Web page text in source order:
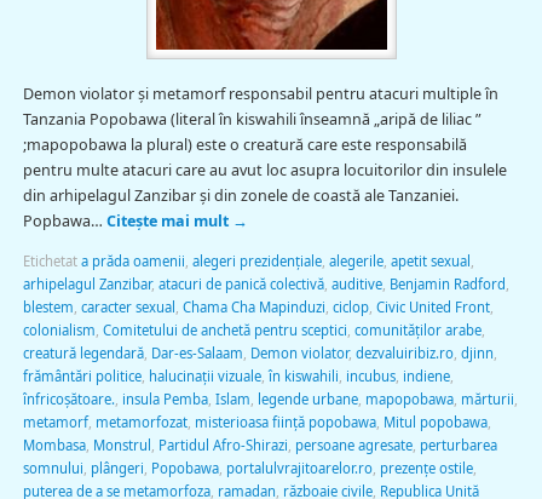
Demon violator şi metamorf responsabil pentru atacuri multiple în
Tanzania Popobawa (literal în kiswahili înseamnă „aripă de liliac ”
;mapopobawa la plural) este o creatură care este responsabilă
pentru multe atacuri care au avut loc asupra locuitorilor din insulele
din arhipelagul Zanzibar şi din zonele de coastă ale Tanzaniei.
Popbawa… Citește mai mult →
Etichetat a prăda oamenii alegeri prezidenţiale, alegerile, apetit sexual
arhipelagul Zanzibar, atacuri de panică colectivă, auditive, Benjamin Radford
blestem caracter sexual Chama Cha Mapinduzi ciclop, Civic United Front,
colonialism Comitetului de anchetă pentru sceptici comunităţilor arabe,
creatură legendară, Dar-es-Salaam Demon violator, dezvaluiribiz.ro, djinn
frământări politice, halucinaţii vizuale,în kiswahili incubus, indiene,
înfricoşătoare. insula Pemba, Islam legende urbane, mapopobawa, mărturii
metamorf, metamorfozat, misterioasa fiinţă popobawa, Mitul popobawa,
Mombasa, Monstrul Partidul Afro-Shirazi persoane agresate, perturbarea
somnului plângeri Popobawa, portalulvrajitoarelor.ro, prezenţe ostile,
puterea de a se metamorfoza, ramadan războaie civile, Republica Unită